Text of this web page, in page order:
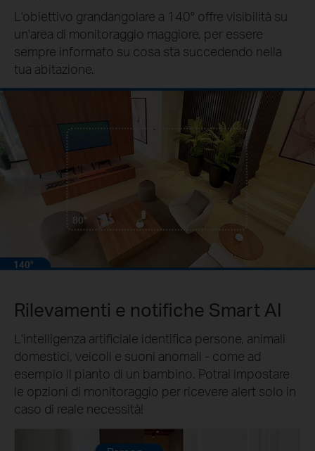
L'obiettivo grandangolare a 140° offre visibilità su
un'area di monitoraggio maggiore, per essere
sempre informato su cosa sta succedendo nella
tua abitazione.
140°
80°
Rilevamenti e notifiche Smart AI
L'intelligenza artificiale identifica persone, animali
domestici, veicoli e suoni anomali - come ad
esempio il pianto di un bambino. Potrai impostare
le opzioni di monitoraggio per ricevere alert solo in
caso di reale necessità!